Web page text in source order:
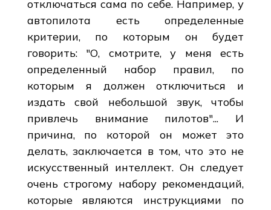
отключаться сама по себе. Например, у
автопилота есть определенные
критерии, по которым он будет
говорить: "О, смотрите, у меня есть
определенный набор правил, по
которым я должен отключиться и
издать свой небольшой звук, чтобы
привлечь внимание пилотов"... И
причина, по которой он может это
делать, заключается в том, что это не
искусственный интеллект. Он следует
очень строгому набору рекомендаций,
которые являются инструкциями по